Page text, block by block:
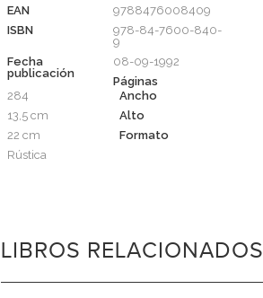
EAN
9788476008409
ISBN
978-84-7600-840-
9
Fecha
publicación
08-09-1992
Páginas
284
Ancho
13,5 cm
Alto
22 cm
Formato
Rústica
LIBROS RELACIONADOS